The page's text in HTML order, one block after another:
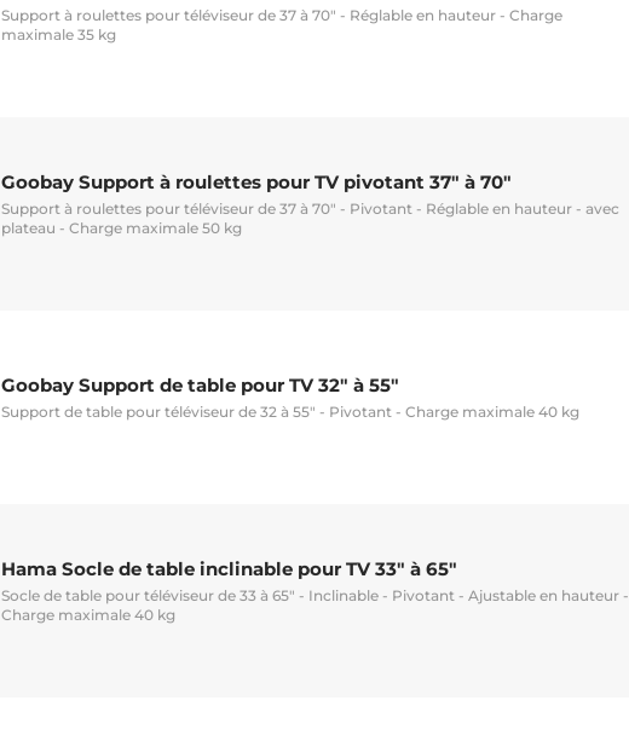
Support à roulettes pour téléviseur de 37 à 70" - Réglable en hauteur - Charge
maximale 35 kg
Goobay Support à roulettes pour TV pivotant 37" à 70"
Support à roulettes pour téléviseur de 37 à 70" - Pivotant - Réglable en hauteur - avec
plateau - Charge maximale 50 kg
Goobay Support de table pour TV 32" à 55"
Support de table pour téléviseur de 32 à 55" - Pivotant - Charge maximale 40 kg
Hama Socle de table inclinable pour TV 33" à 65"
Socle de table pour téléviseur de 33 à 65" - Inclinable - Pivotant - Ajustable en hauteur -
Charge maximale 40 kg